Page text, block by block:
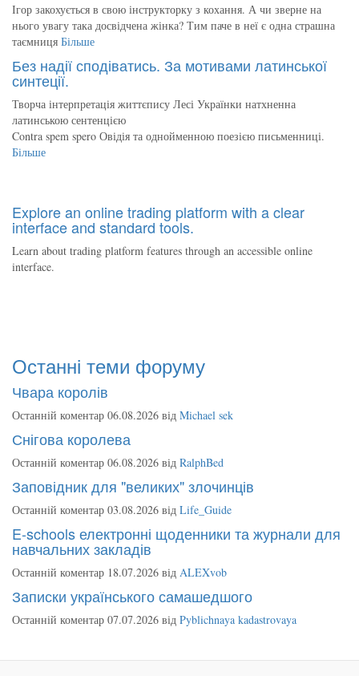
Ігор закохується в свою інструкторку з кохання. А чи зверне на
нього увагу така досвідчена жінка? Тим паче в неї є одна страшна
таємниця Більше
Без надії сподіватись. За мотивами латинської
синтеції.
Творча інтерпретація життєпису Лесі Українки натхненна
латинською сентенцією
Contra spem spero Овідія та однойменною поезією письменниці.
Більше
Explore an online trading platform with a clear
interface and standard tools.
Learn about trading platform features through an accessible online
interface.
Останні теми форуму
Чвара королів
Останній коментар 06.08.2026 від Michael sek
Снігова королева
Останній коментар 06.08.2026 від RalphBed
Заповідник для "великих" злочинців
Останній коментар 03.08.2026 від Life_Guide
E-schools електронні щоденники та журнали для
навчальних закладів
Останній коментар 18.07.2026 від ALEXvob
Записки українського самашедшого
Останній коментар 07.07.2026 від Pyblichnaya kadastrovaya